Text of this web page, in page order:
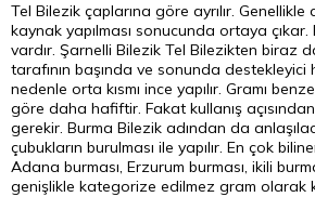
Tel Bilezik çaplarına göre ayrılır. Genellikle
kaynak yapılması sonucunda ortaya
vardır. Şarnelli Bilezik Tel Bilezikten biraz
tarafının başında ve sonunda destekleyici
nedenle orta kısmı ince yapılır. Gramı
göre daha hafiftir. Fakat kullanış
gerekir. Burma Bilezik adından da
çubukların burulması ile yapılır. En çok
Adana burması, Erzurum burması, ikili
genişlikle kategorize edilmez gram olarak